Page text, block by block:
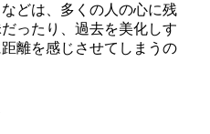
どは、多くの人の心に残
ったり、過去を美化しす
離を感じさせてしまうの